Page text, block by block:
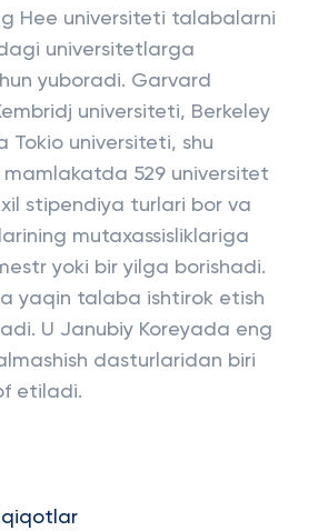
Hee universiteti talabalarni
universitetlarga
yuboradi. Garvard
universiteti, Berkeley
Tokio universiteti, shu
mamlakatda 529 universitet
stipendiya turlari bor va
mutaxassisliklariga
yoki bir yilga borishadi.
yaqin talaba ishtirok etish
U Janubiy Koreyada eng
dasturlaridan biri
etiladi.